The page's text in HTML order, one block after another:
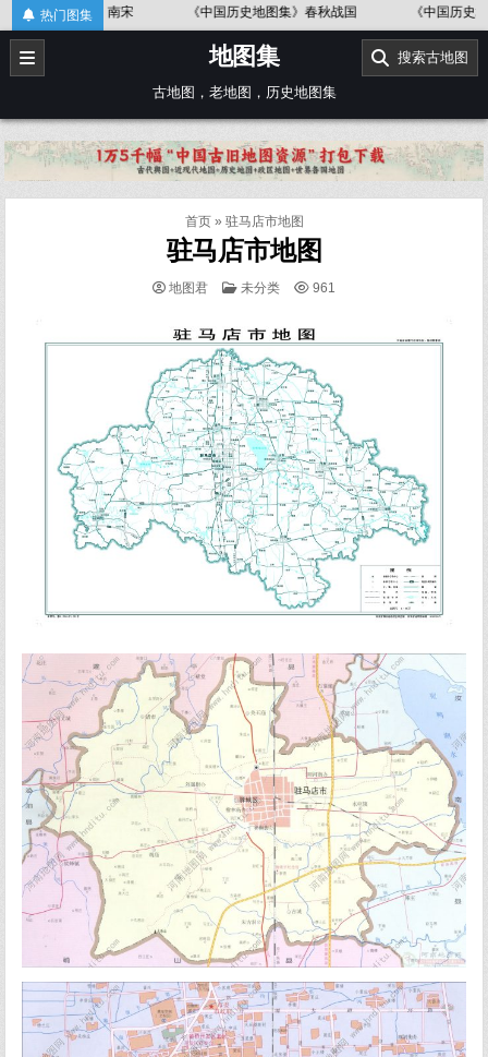
Skip
to
content
热门图集
《中国历史地图集》春秋战国 《中国历史地图集》辽、北宋 《
地图集
古地图，老地图，历史地图集
搜索古地图
首页» 驻马店市地图
驻马店市地图
地图君
POSTED
未分类 961